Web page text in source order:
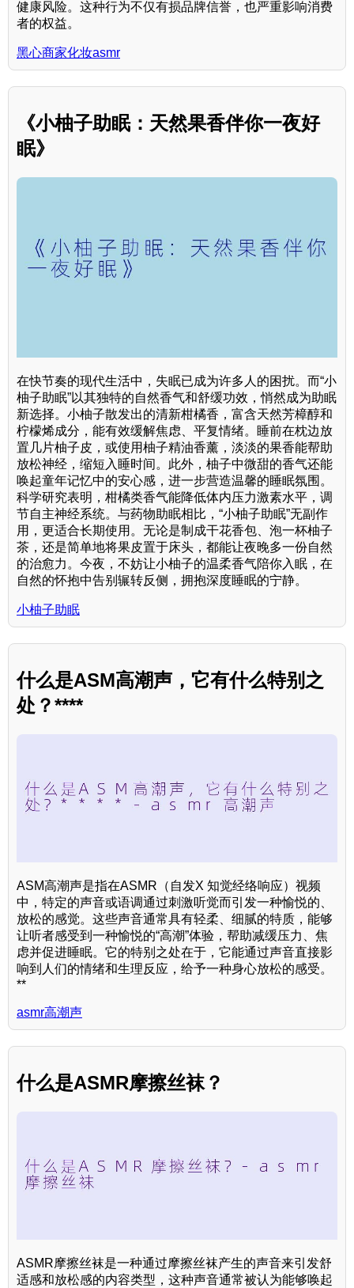
健康风险。这种行为不仅有损品牌信誉，也严重影响消费
者的权益。
黑心商家化妆asmr
《小柚子助眠：天然果香伴你一夜好
眠》
在快节奏的现代生活中，失眠已成为许多人的困扰。而“小
柚子助眠”以其独特的自然香气和舒缓功效，悄然成为助眠
新选择。小柚子散发出的清新柑橘香，富含天然芳樟醇和
柠檬烯成分，能有效缓解焦虑、平复情绪。睡前在枕边放
置几片柚子皮，或使用柚子精油香薰，淡淡的果香能帮助
放松神经，缩短入睡时间。此外，柚子中微甜的香气还能
唤起童年记忆中的安心感，进一步营造温馨的睡眠氛围。
科学研究表明，柑橘类香气能降低体内压力激素水平，调
节自主神经系统。与药物助眠相比，“小柚子助眠”无副作
用，更适合长期使用。无论是制成干花香包、泡一杯柚子
茶，还是简单地将果皮置于床头，都能让夜晚多一份自然
的治愈力。今夜，不妨让小柚子的温柔香气陪你入眠，在
自然的怀抱中告别辗转反侧，拥抱深度睡眠的宁静。
小柚子助眠
什么是ASM高潮声，它有什么特别之
处？****
ASM高潮声是指在ASMR（自发X 知觉经络响应）视频
中，特定的声音或语调通过刺激听觉而引发一种愉悦的、
放松的感觉。这些声音通常具有轻柔、细腻的特质，能够
让听者感受到一种愉悦的“高潮”体验，帮助减缓压力、焦
虑并促进睡眠。它的特别之处在于，它能通过声音直接影
响到人们的情绪和生理反应，给予一种身心放松的感受。
**
asmr高潮声
什么是ASMR摩擦丝袜？
ASMR摩擦丝袜是一种通过摩擦丝袜产生的声音来引发舒
适感和放松感的内容类型，这种声音通常被认为能够唤起